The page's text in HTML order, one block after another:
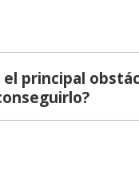
el principal